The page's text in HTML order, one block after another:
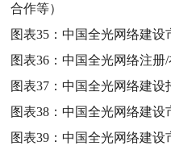
合作等）
图表35：中国全光网络建设
图表36：中国全光网络注册
图表37：中国全光网络建设
图表38：中国全光网络建设
图表39：中国全光网络建设